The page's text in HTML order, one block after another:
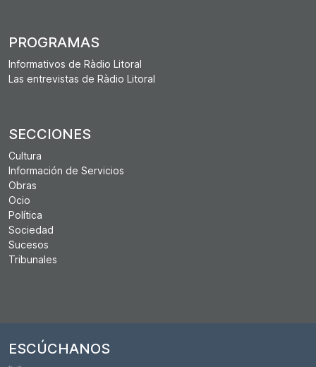
PROGRAMAS
Informativos de Ràdio Litoral
Las entrevistas de Ràdio Litoral
SECCIONES
Cultura
Información de Servicios
Obras
Ocio
Política
Sociedad
Sucesos
Tribunales
ESCÚCHANOS